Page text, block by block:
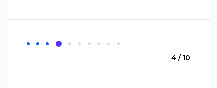
4 / 10